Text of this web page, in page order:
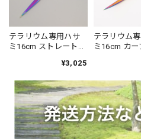
の日からイキイキとしはじめ
くさん残っているので、ヒノキ
ててみようと思います。ライン
大変助かりました！ありがとう
2026/07/08
テラリウム専用ハサ
ミ16cm ストレート
¥3,025
テラリウム
ミ16cm カー